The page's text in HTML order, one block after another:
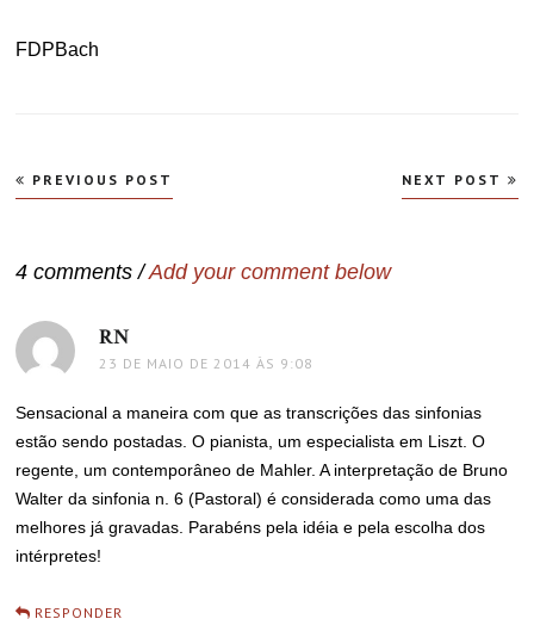
FDPBach
Navegação
de
PREVIOUS POST NEXT POST
4 comments /Add your comment below
RN
23 DE MAIO DE 2014 ÀS 9:08
Sensacional a maneira com que as transcrições das sinfonias
estão sendo postadas. O pianista, um especialista em Liszt. O
regente, um contemporâneo de Mahler. A interpretação de Bruno
Walter da sinfonia n. 6 (Pastoral) é considerada como uma das
melhores já gravadas. Parabéns pela idéia e pela escolha dos
intérpretes!
RESPONDER